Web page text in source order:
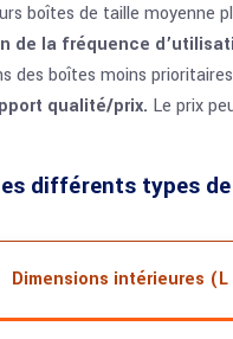
boîtes de taille moyenne
de la fréquence
des boîtes moins
qualité/prix. Le prix
différents types
Dimensions intérieures (L